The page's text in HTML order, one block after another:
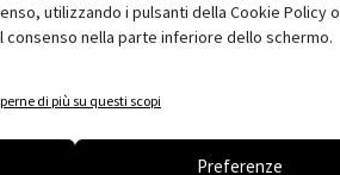
utilizzando i pulsanti della Cookie Policy o
nella parte inferiore dello schermo.
di più su questi scopi
Preferenze